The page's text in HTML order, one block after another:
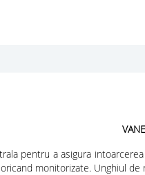
pentru a asigura
monitorizate. Unghiul de